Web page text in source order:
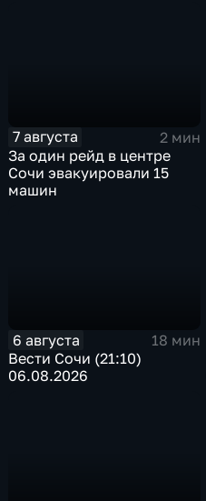
7 августа
2 мин
За один рейд в центре
Сочи эвакуировали 15
машин
6 августа
18 мин
Вести Сочи (21:10)
06.08.2026